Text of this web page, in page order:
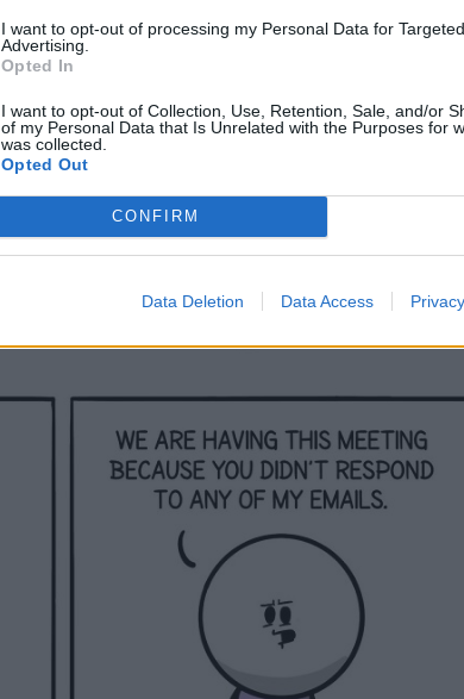
I want to opt-out of processing my Personal Data for Targeted
Advertising.
Opted In
I want to opt-out of Collection, Use, Retention, Sale, and/or
of my Personal Data that Is Unrelated with the Purposes for
was collected.
Opted Out
CONFIRM
Data Deletion Data Access